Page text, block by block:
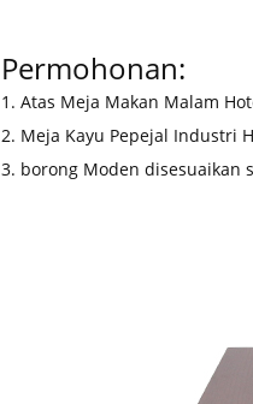
Permohonan:
1. Atas Meja Makan Malam
2. Meja Kayu Pepejal Industri
3. borong Moden disesuaikan